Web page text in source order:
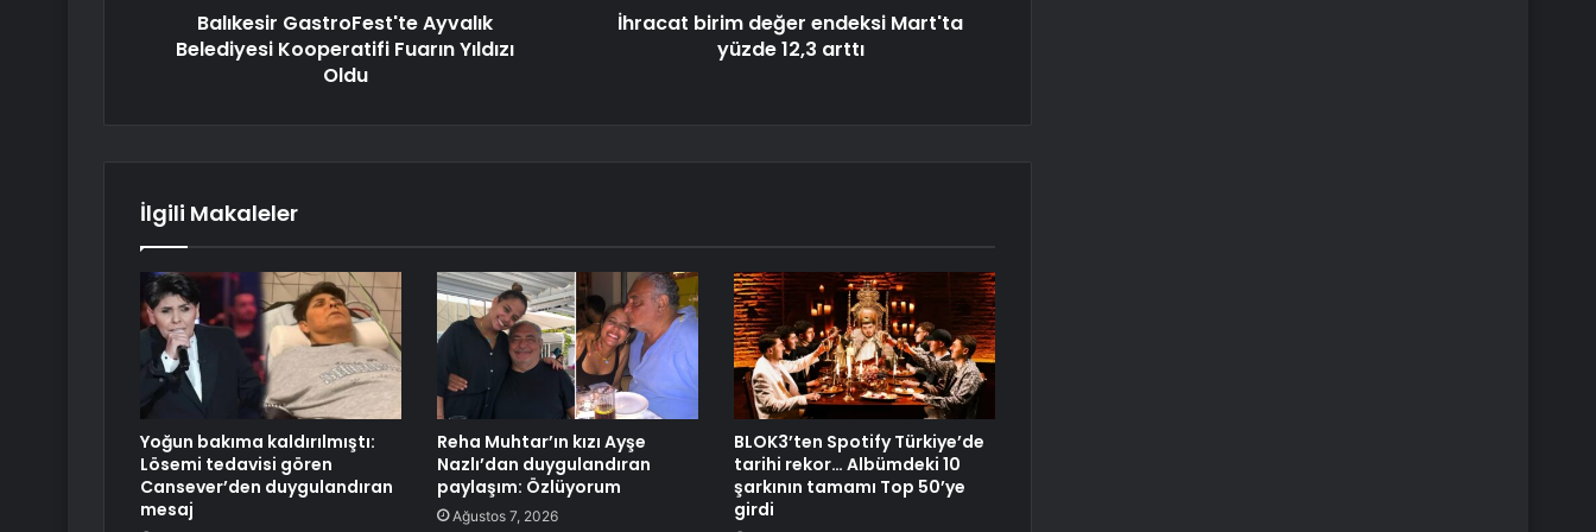
Balıkesir GastroFest'te Ayvalık
Belediyesi Kooperatifi Fuarın Yıldızı
Oldu
İhracat birim değer endeksi Mart'ta
yüzde 12,3 arttı
İlgili Makaleler
Yoğun bakıma kaldırılmıştı:
Lösemi tedavisi gören
Cansever’den duygulandıran
mesaj
Reha Muhtar’ın kızı Ayşe
Nazlı’dan duygulandıran
paylaşım: Özlüyorum
Ağustos 7, 2026
BLOK3’ten Spotify Türkiye’de
tarihi rekor… Albümdeki 10
şarkının tamamı Top 50’ye
girdi